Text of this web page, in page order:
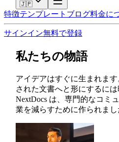
🇯🇵
特徴テンプレート ブログ料金に
サインイン無料で登録
私たちの物語
アイデアはすぐに生まれま
された文書へと形にするには
NextDocs は、専門的なコミ
業を減らすために作られまし